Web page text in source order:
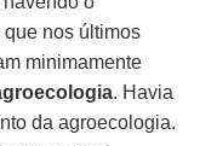
que nos últimos
minimamente
. Havia
da agroecologia.